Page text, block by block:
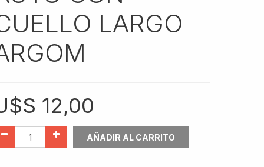
LARGO
12,00
AÑADIR AL CARRITO